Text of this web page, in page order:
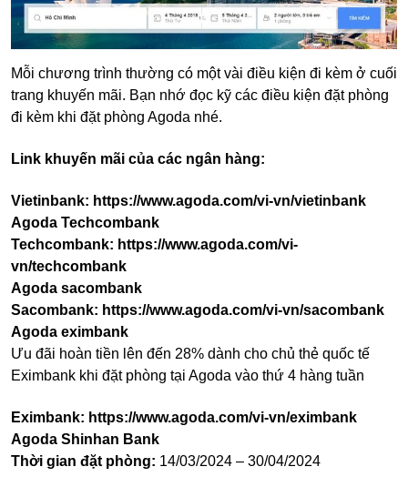
Mỗi chương trình thường có một vài điều kiện đi kèm ở cuối
trang khuyến mãi. Bạn nhớ đọc kỹ các điều kiện đặt phòng
đi kèm khi đặt phòng Agoda nhé.
Link khuyến mãi của các ngân hàng:
Vietinbank: https://www.agoda.com/vi-vn/vietinbank
Agoda Techcombank
Techcombank: https://www.agoda.com/vi-
vn/techcombank
Agoda sacombank
Sacombank: https://www.agoda.com/vi-vn/sacombank
Agoda eximbank
Ưu đãi hoàn tiền lên đến 28% dành cho chủ thẻ quốc tế
Eximbank khi đặt phòng tại Agoda vào thứ 4 hàng tuần
Eximbank: https://www.agoda.com/vi-vn/eximbank
Agoda Shinhan Bank
Thời gian đặt phòng: 14/03/2024 – 30/04/2024